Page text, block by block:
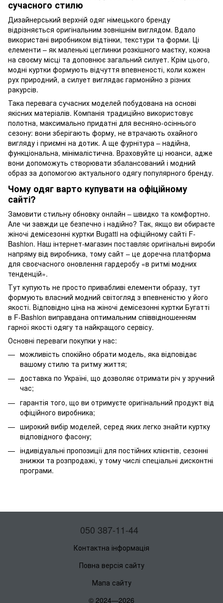
сучасного стилю
Дизайнерський верхній одяг німецького бренду
відрізняється оригінальним зовнішнім виглядом. Вдало
використані виробником відтінки, текстури та форми. Ці
елементи – як маленькі цеглинки розкішного маєтку, кожна
на своєму місці та доповнює загальний силует. Крім цього,
модні куртки формують відчуття впевненості, коли кожен
рух природний, а силует виглядає гармонійно з різних
ракурсів.
Така перевага сучасних моделей побудована на основі
якісних матеріалів. Компанія традиційно використовує
полотна, максимально придатні для весняно-осіннього
сезону: вони зберігають форму, не втрачають охайного
вигляду і приємні на дотик. А ще фурнітура – надійна,
функціональна, мінімалістична. Враховуйте ці нюанси, адже
вони допоможуть створювати збалансований і модний
образ за допомогою актуального одягу популярного бренду.
Чому одяг варто купувати на офіційному
сайті?
Замовити стильну обновку онлайн – швидко та комфортно.
Але чи завжди це безпечно і надійно? Так, якщо ви обираєте
жіночі демісезонні куртки Bugatti на офіційному сайті F-
Bashion. Наш інтернет-магазин поставляє оригінальні вироби
напряму від виробника, тому сайт – це доречна платформа
для своєчасного оновлення гардеробу «в ритмі модних
тенденцій».
Тут купують не просто привабливі елементи образу, тут
формують власний модний світогляд з впевненістю у його
якості. Відповідно ціна на жіночі демісезонні куртки Бугатті
в F-Bashion виправдана оптимальним співвідношенням
гарної якості одягу та найкращого сервісу.
Основні переваги покупки у нас:
можливість спокійно обрати модель, яка відповідає
вашому стилю та ритму життя;
доставка по Україні, що дозволяє отримати річ у зручний
час;
гарантія того, що ви отримуєте оригінальний продукт від
офіційного виробника;
широкий вибір моделей, серед яких легко знайти куртку
відповідного фасону;
індивідуальні пропозиції для постійних клієнтів, сезонні
знижки та розпродажі, у тому числі спеціальні дисконтні
програми.
050 387-11-44
Контактна інформація
Повна версія сайту
Мапа сайту
© 2024—2026